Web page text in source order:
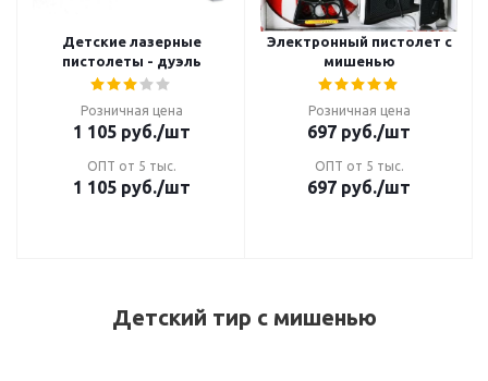
Детские лазерные
пистолеты - дуэль
Розничная цена
1 105руб./шт
ОПТ от 5 тыс.
1 105руб./шт
Электронный пистолет с
мишенью
Розничная цена
697 руб./шт
ОПТ от 5 тыс.
697 руб./шт
Детский тир с мишенью